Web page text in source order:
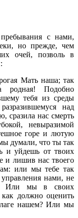
с нами,
но прежде, чем
очей, позволь в
Мать наша; так
родная! Подобно
тебя из среды
над
сразила нас смерть
невыразимой
горе и лютую
думали, что ты так
и уйдешь от твоих
и лишив нас твоего
или мы тебе так
нами, не
Или мы в своих
должно оценить
нашем? Или мы